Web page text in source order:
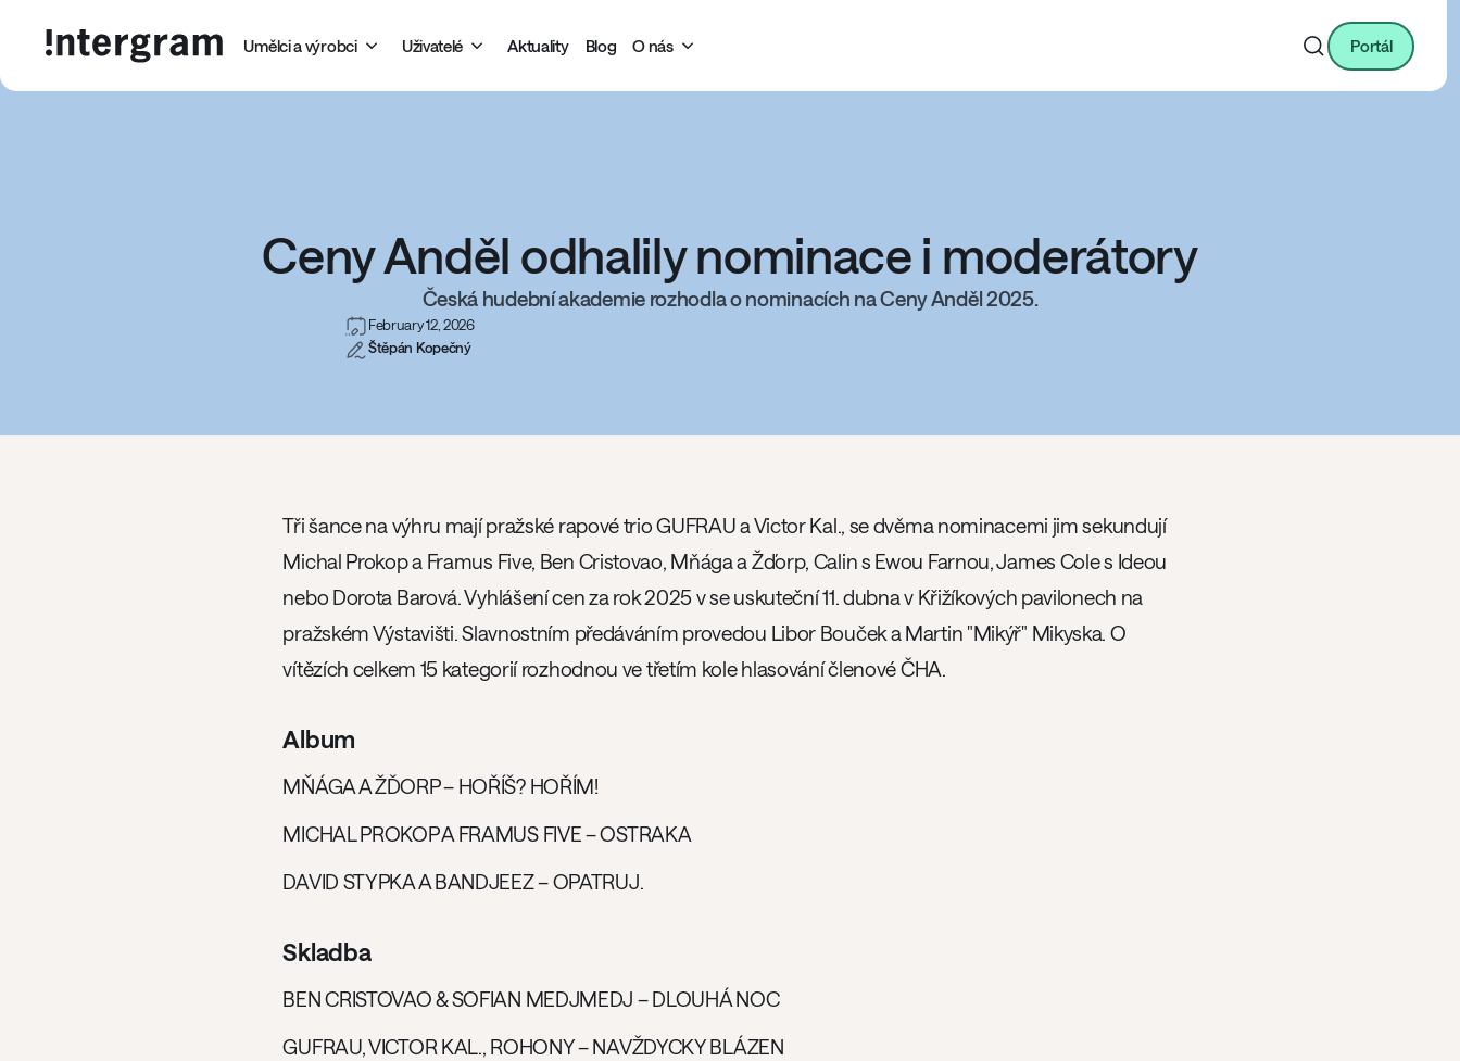
Umělci a výrobci Uživatelé Aktuality Blog O nás Portál
Ceny Anděl odhalily nominace i moderátory
Česká hudební akademie rozhodla o nominacích na Ceny Anděl 2025.
February 12, 2026
Štěpán Kopečný
Tři šance na výhru mají pražské rapové trio GUFRAU a Victor Kal., se dvěma nominacemi jim sekundují
Michal Prokop a Framus Five, Ben Cristovao, Mňága a Žďorp, Calin s Ewou Farnou, James Cole s Ideou
nebo Dorota Barová. Vyhlášení cen za rok 2025 v se uskuteční 11. dubna v Křižíkových pavilonech na
pražském Výstavišti. Slavnostním předáváním provedou Libor Bouček a Martin "Mikýř" Mikyska. O
vítězích celkem 15 kategorií rozhodnou ve třetím kole hlasování členové ČHA.
Album
MŇÁGA A ŽĎORP – HOŘÍŠ? HOŘÍM!
MICHAL PROKOP A FRAMUS FIVE – OSTRAKA
DAVID STYPKA A BANDJEEZ – OPATRUJ.
Skladba
BEN CRISTOVAO & SOFIAN MEDJMEDJ – DLOUHÁ NOC
GUFRAU, VICTOR KAL., ROHONY – NAVŽDYCKY BLÁZEN